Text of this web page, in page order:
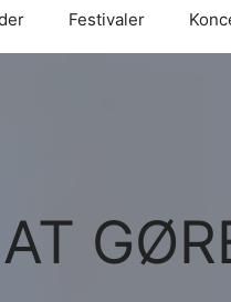
Festivaler